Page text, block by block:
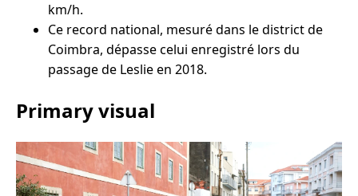
km/h.
Ce record national, mesuré dans le district de
Coimbra, dépasse celui enregistré lors du
passage de Leslie en 2018.
Primary visual